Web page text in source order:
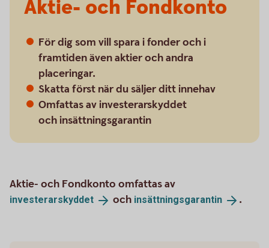
Aktie- och Fondkonto
För dig som vill spara i fonder och i
framtiden även aktier och andra
placeringar.
Skatta först när du säljer ditt innehav
Omfattas av investerarskyddet
och insättningsgarantin
Aktie- och Fondkonto omfattas av
investerarskyddet och insättningsgarantin .